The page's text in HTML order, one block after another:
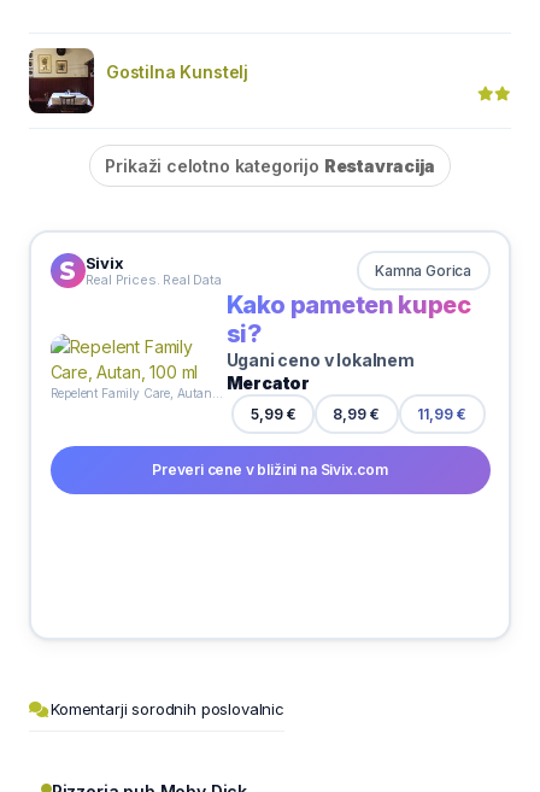
Gostilna Kunstelj
Prikaži celotno kategorijo Restavracija
Sivix
Real Prices. Real Data Kamna Gorica
Kako pameten kupec
si?
Ugani ceno v lokalnem
Mercator
5,99 € 8,99 € 11,99 €
Preveri cene v bližini na Sivix.com
Komentarji sorodnih poslovalnic